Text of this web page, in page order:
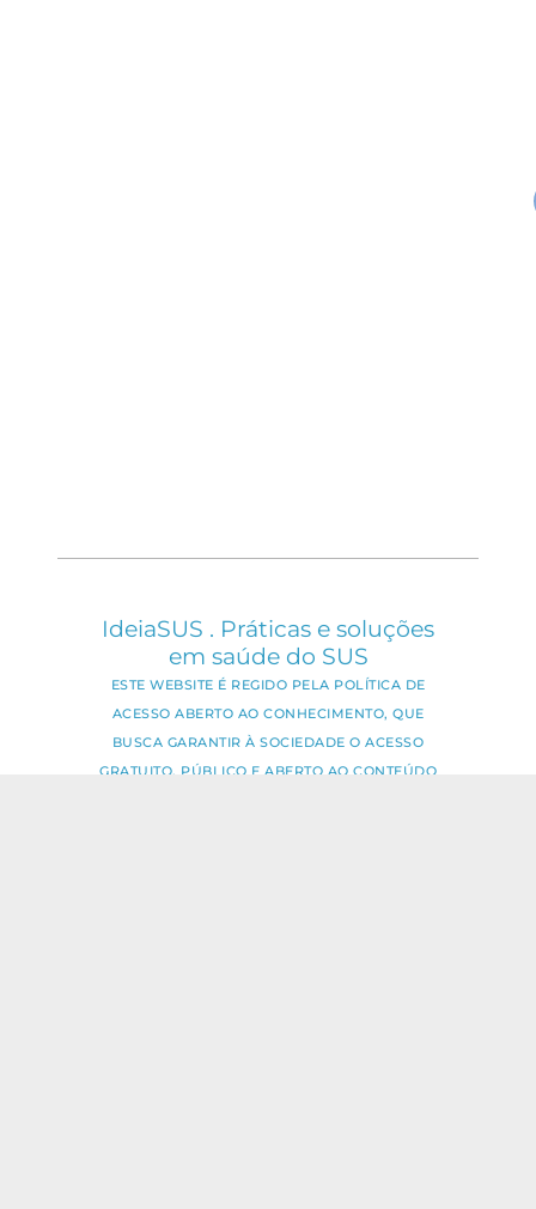
IdeiaSUS . Práticas e soluções
em saúde do SUS
ESTE WEBSITE É REGIDO PELA POLÍTICA DE
ACESSO ABERTO AO CONHECIMENTO, QUE
BUSCA GARANTIR À SOCIEDADE O ACESSO
GRATUITO, PÚBLICO E ABERTO AO CONTEÚDO